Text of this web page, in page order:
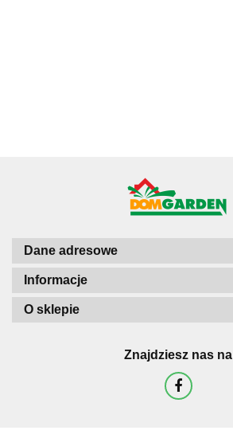
Dane adresowe
Informacje
O sklepie
Znajdziesz nas na